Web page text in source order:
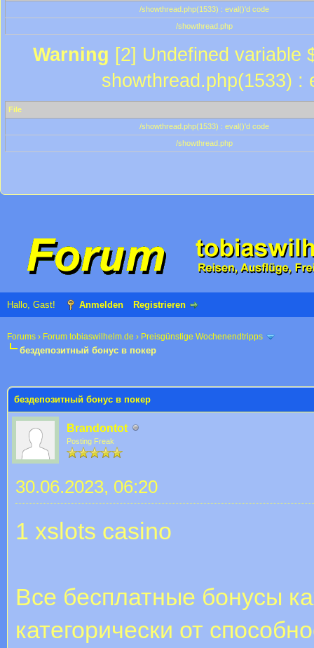
/showthread.php(1533) : eval()'d code
/showthread.php
Warning [2] Undefined variable
showthread.php(1533) :
File
/showthread.php(1533) : eval()'d code
/showthread.php
Hallo, Gast! Anmelden Registrieren
Forums › Forum tobiaswilhelm.de › Preisgünstige Wochenendtripps
бездепозитный бонус в покер
бездепозитный бонус в покер
Brandontot
Posting Freak
30.06.2023, 06:20
1 xslots casino
Все бесплатные бонусы
категорически от